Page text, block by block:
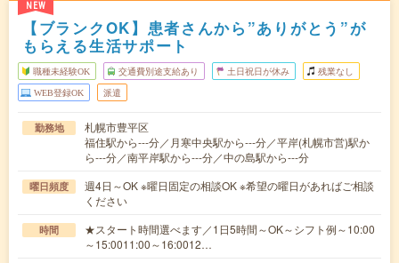
NEW
【ブランクOK】患者さんから”ありがとう”が
もらえる生活サポート
職種未経験OK 交通費別途支給あり 土日祝日が休み 残業なし
WEB登録OK 派遣
勤務地
札幌市豊平区
福住駅から---分／月寒中央駅から---分／平岸(札幌市営)駅か
ら---分／南平岸駅から---分／中の島駅から---分
曜日頻度
週4日～OK ※曜日固定の相談OK ※希望の曜日があればご相談
ください
時間
★スタート時間選べます／1日5時間～OK～シフト例～10:00
～15:0011:00～16:0012…